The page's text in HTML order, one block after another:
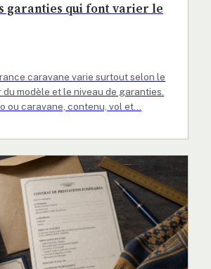
garanties qui font varier le
caravane varie surtout selon le
du modèle et le niveau de garanties.
ou caravane, contenu, vol et…